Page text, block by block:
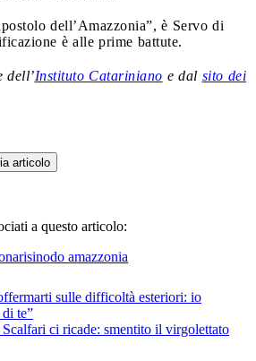
dell’Amazzonia”, è Servo di
è alle prime battute.
dell’Instituto Catariniano e dal sito dei
articolo
a questo articolo:
sinodo amazzonia
sulle difficoltà esteriori: io
te”
ci ricade: smentito il virgolettato